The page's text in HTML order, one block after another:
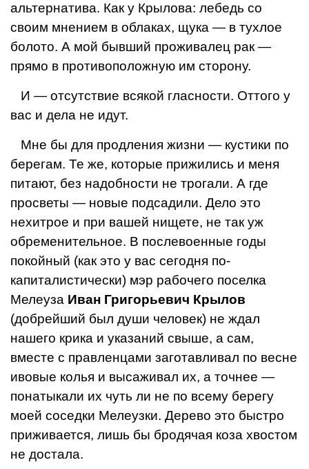
альтернатива. Как у Крылова: ле­бедь со
своим мнением в облаках, щука — в тухлое
болото. А мой бывший проживалец рак —
прямо в про­тивоположную им сторону.
И — отсутствие всякой гласности. Оттого у
вас и дела не идут.
Мне бы для продления жизни — кустики по
бере­гам. Те же, которые прижились и меня
питают, без на­добности не трогали. А где
просветы — новые подсади­ли. Дело это
нехитрое и при вашей нищете, не так уж
обременительное. В послевоенные годы
покойный (как это у вас сегодня по-
капиталистически) мэр рабочего поселка
Мелеуза Иван Григорьевич Крылов
(добрей­ший был души человек) не ждал
нашего крика и указа­ний свыше, а сам,
вместе с правленцами заготавли­вал по весне
ивовые колья и высаживал их, а точнее —
понатыкали их чуть ли не по всему берегу
моей сосед­ки Мелеузки. Дерево это быстро
приживается, лишь бы бродячая коза хвостом
не достала.